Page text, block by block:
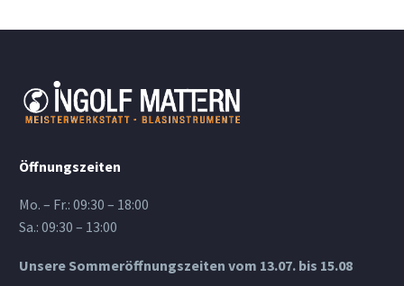
Öffnungszeiten
Mo. – Fr.: 09:30 – 18:00
Sa.: 09:30 – 13:00
Unsere Sommeröffnungszeiten vom 13.07. bis 15.08